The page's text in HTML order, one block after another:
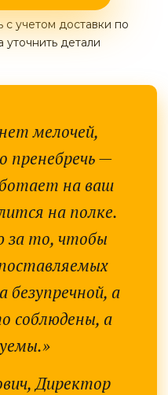
учетом доставки по
детали
мелочей,
—
на ваш
на полке.
за то, чтобы
безупречной, а
соблюдены, а
Директор